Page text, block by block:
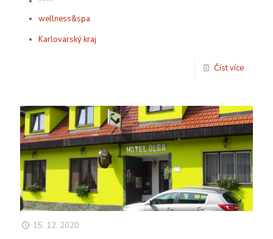
wellness&spa
Karlovarský kraj
Číst více
15. 12. 2020